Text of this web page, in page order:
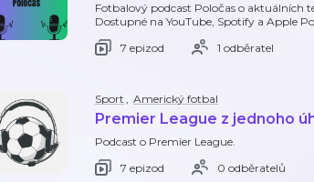
Fotbalový podcast Poločas o aktuálních
Dostupné na YouTube, Spotify a Apple
7 epizod
1 odběratel
Sport , Americký fotbal
Premier League z jednoho
Podcast o Premier League.
7 epizod
0 odběratelů